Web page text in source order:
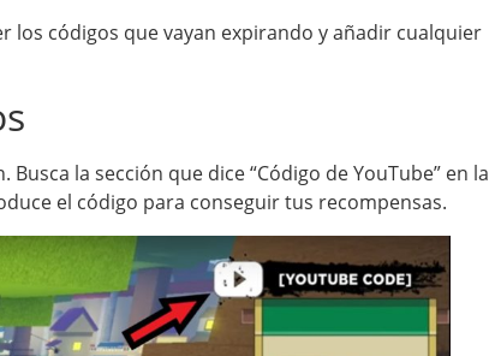
los códigos que vayan expirando y añadir cualquier
la sección que dice “Código de YouTube” en la
el código para conseguir tus recompensas.